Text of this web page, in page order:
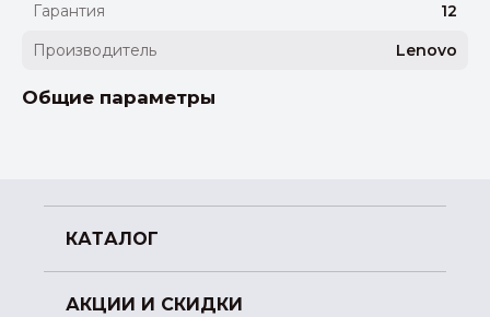
Гарантия
12
Производитель
Lenovo
Общие параметры
КАТАЛОГ
АКЦИИ И СКИДКИ